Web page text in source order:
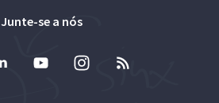
Junte-se a nós